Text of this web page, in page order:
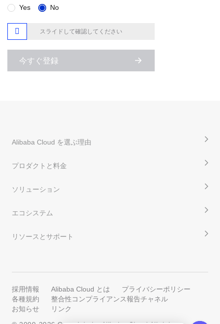
Yes
No
 スライドして確認してください
今すぐ登録
Alibaba Cloud を選ぶ理由
プロダクトと料金
ソリューション
エコシステム
リソースとサポート
採用情報 Alibaba Cloud とは
プライバシーポリシー
各種規約
整合性コンプライアンス報告チャネル
お知らせ
リンク